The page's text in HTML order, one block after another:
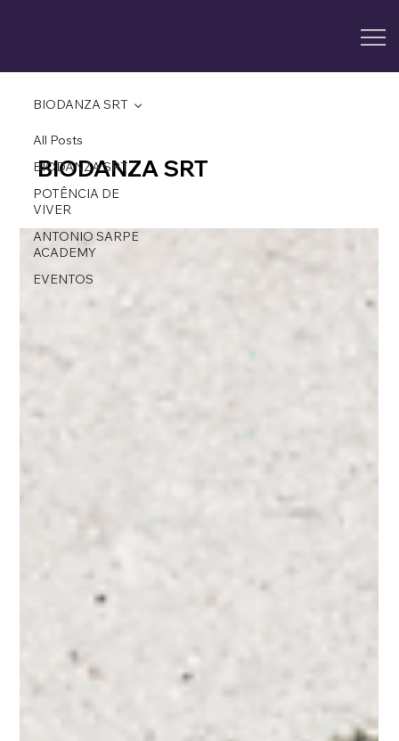
All Posts
BIODANZA SRT
POTÊNCIA DE
VIVER
ANTONIO SARPE
ACADEMY
EVENTOS
BIODANZA SRT
BIODANZA SRT